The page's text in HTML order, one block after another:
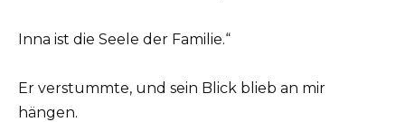
Inna ist die Seele der Familie.“
Er verstummte, und sein Blick blieb an mir
hängen.